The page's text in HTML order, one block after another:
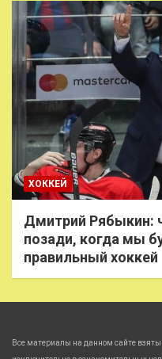
ХОККЕЙ
Дмитрий Рябыкин:
позади, когда мы
правильный хоккей
Все материалы на данном сайте